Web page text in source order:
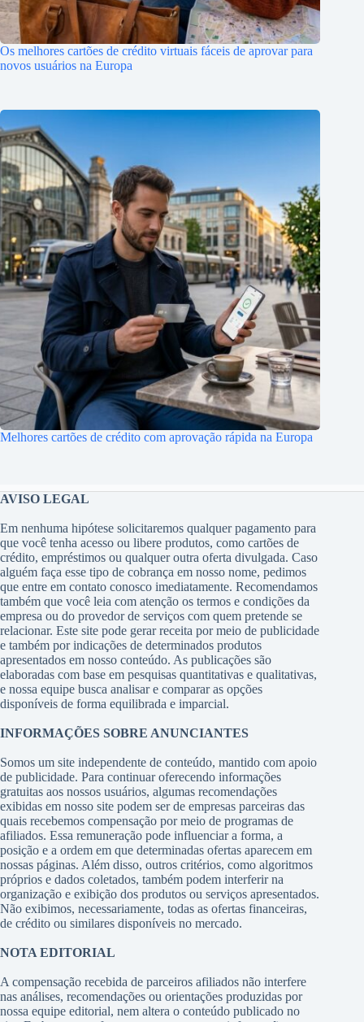
Os melhores cartões de crédito virtuais fáceis de aprovar para
novos usuários na Europa
Melhores cartões de crédito com aprovação rápida na Europa
AVISO LEGAL
Em nenhuma hipótese solicitaremos qualquer pagamento para
que você tenha acesso ou libere produtos, como cartões de
crédito, empréstimos ou qualquer outra oferta divulgada. Caso
alguém faça esse tipo de cobrança em nosso nome, pedimos
que entre em contato conosco imediatamente. Recomendamos
também que você leia com atenção os termos e condições da
empresa ou do provedor de serviços com quem pretende se
relacionar. Este site pode gerar receita por meio de publicidade
e também por indicações de determinados produtos
apresentados em nosso conteúdo. As publicações são
elaboradas com base em pesquisas quantitativas e qualitativas,
e nossa equipe busca analisar e comparar as opções
disponíveis de forma equilibrada e imparcial.
INFORMAÇÕES SOBRE ANUNCIANTES
Somos um site independente de conteúdo, mantido com apoio
de publicidade. Para continuar oferecendo informações
gratuitas aos nossos usuários, algumas recomendações
exibidas em nosso site podem ser de empresas parceiras das
quais recebemos compensação por meio de programas de
afiliados. Essa remuneração pode influenciar a forma, a
posição e a ordem em que determinadas ofertas aparecem em
nossas páginas. Além disso, outros critérios, como algoritmos
próprios e dados coletados, também podem interferir na
organização e exibição dos produtos ou serviços apresentados.
Não exibimos, necessariamente, todas as ofertas financeiras,
de crédito ou similares disponíveis no mercado.
NOTA EDITORIAL
A compensação recebida de parceiros afiliados não interfere
nas análises, recomendações ou orientações produzidas por
nossa equipe editorial, nem altera o conteúdo publicado no